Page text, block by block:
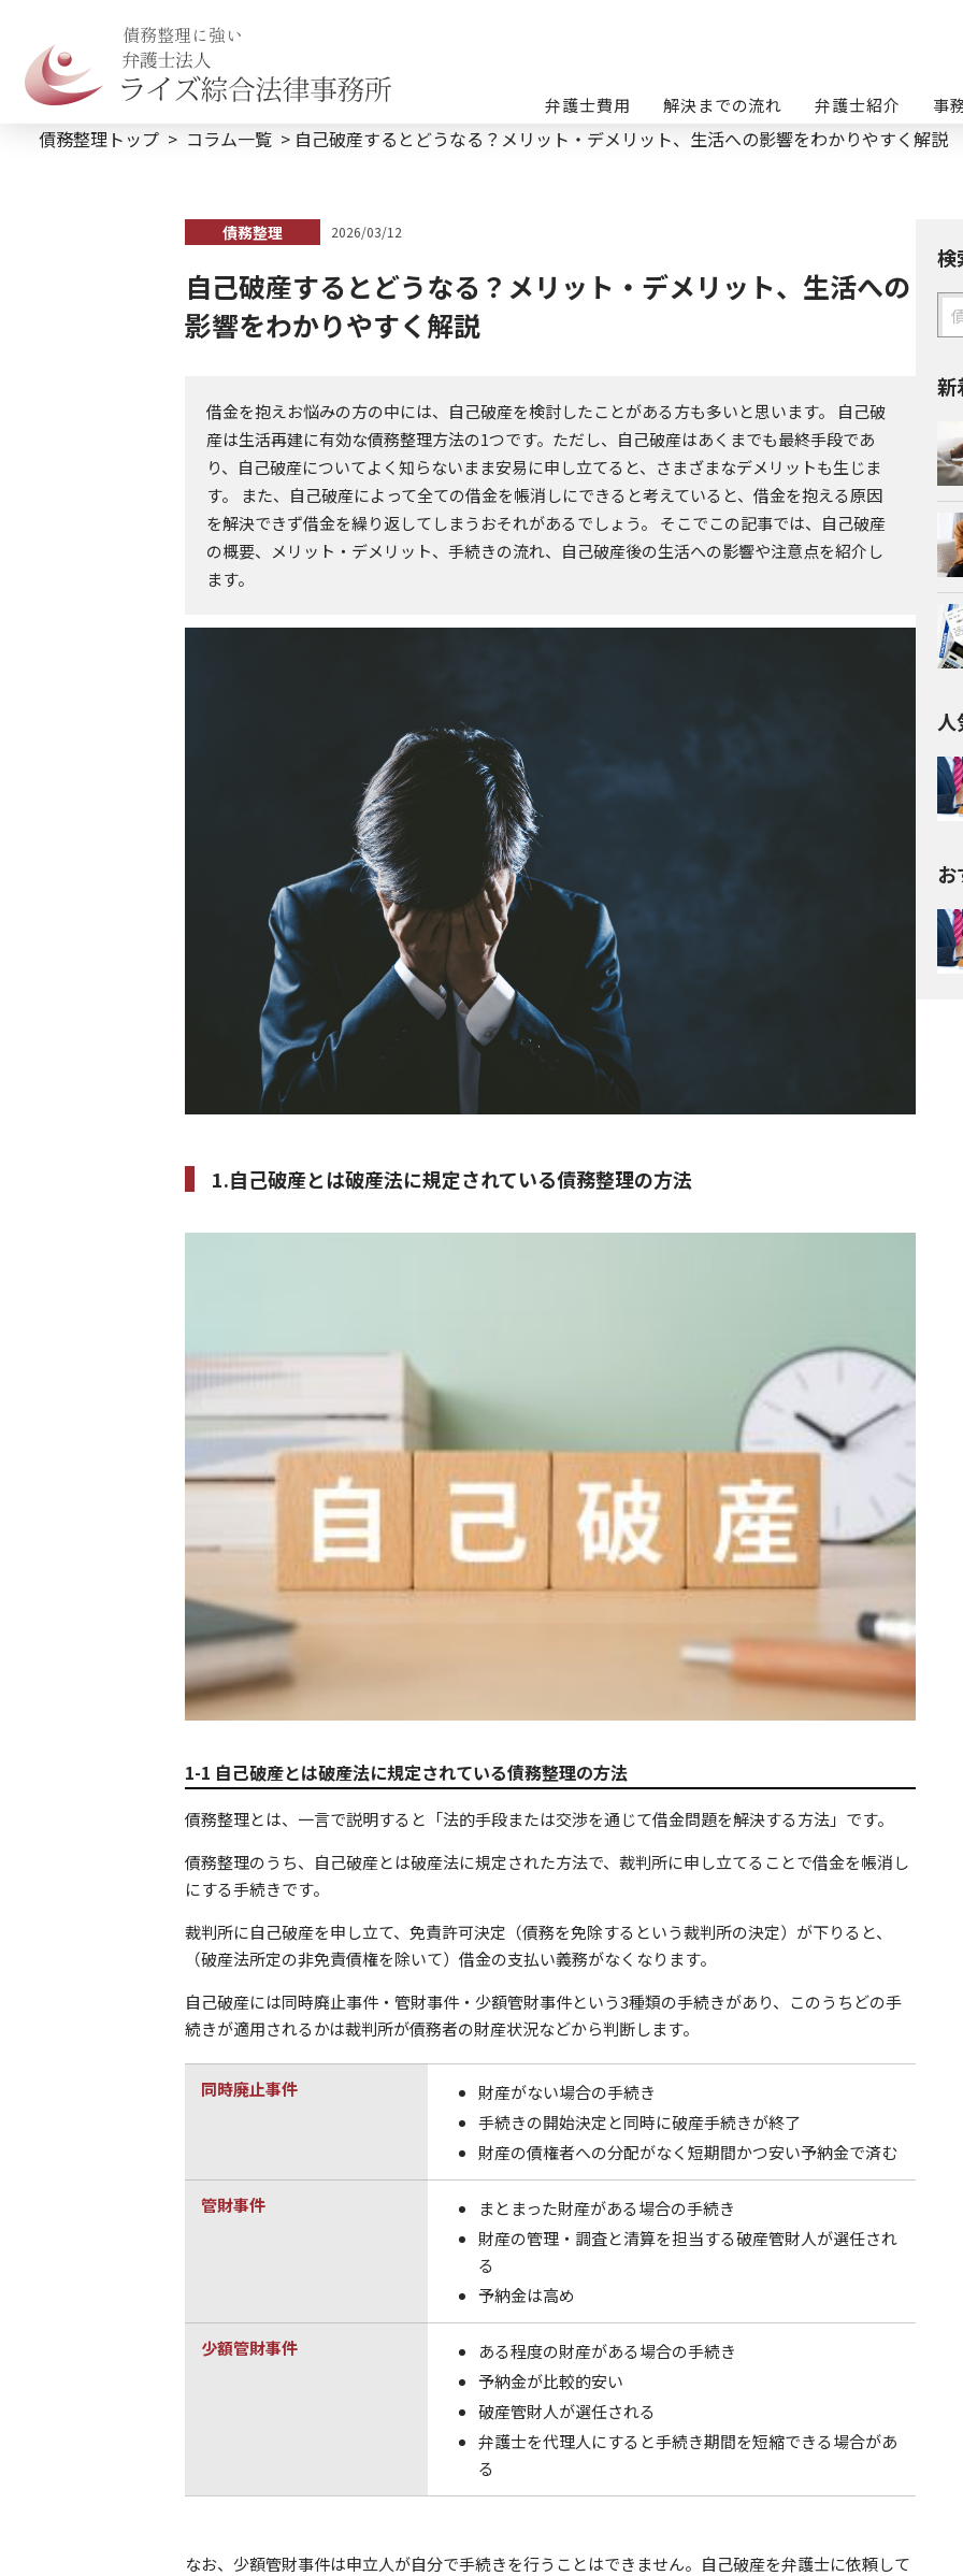
債務整理に強い
弁護士費用 解決までの流れ 弁護士紹介 事
債務整理トップ コラム一覧 自己破産するとどうなる？メリット・デメリット、生活への影響をわかりやすく解説
債務整理 2026/03/12
自己破産するとどうなる？メリット・デメリット、生活への
影響をわかりやすく解説
借金を抱えお悩みの方の中には、自己破産を検討したことがある方も多いと思います。 自己破
産は生活再建に有効な債務整理方法の1つです。ただし、自己破産はあくまでも最終手段であ
り、自己破産についてよく知らないまま安易に申し立てると、さまざまなデメリットも生じま
す。 また、自己破産によって全ての借金を帳消しにできると考えていると、借金を抱える原因
を解決できず借金を繰り返してしまうおそれがあるでしょう。 そこでこの記事では、自己破産
の概要、メリット・デメリット、手続きの流れ、自己破産後の生活への影響や注意点を紹介し
ます。
1.自己破産とは破産法に規定されている債務整理の方法
1-1 自己破産とは破産法に規定されている債務整理の方法
債務整理とは、一言で説明すると「法的手段または交渉を通じて借金問題を解決する方法」です。
債務整理のうち、自己破産とは破産法に規定された方法で、裁判所に申し立てることで借金を帳消し
にする手続きです。
裁判所に自己破産を申し立て、免責許可決定（債務を免除するという裁判所の決定）が下りると、
（破産法所定の非免責債権を除いて）借金の支払い義務がなくなります。
自己破産には同時廃止事件・管財事件・少額管財事件という3種類の手続きがあり、このうちどの手
続きが適用されるかは裁判所が債務者の財産状況などから判断します。
同時廃止事件
財産がない場合の手続き
手続きの開始決定と同時に破産手続きが終了
財産の債権者への分配がなく短期間かつ安い予納金で済む
管財事件
まとまった財産がある場合の手続き
財産の管理・調査と清算を担当する破産管財人が選任され
る
予納金は高め
少額管財事件
ある程度の財産がある場合の手続き
予納金が比較的安い
破産管財人が選任される
弁護士を代理人にすると手続き期間を短縮できる場合があ
る
なお、少額管財事件は申立人が自分で手続きを行うことはできません。自己破産を弁護士に依頼して
検
新
お